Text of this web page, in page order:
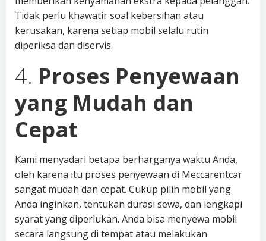
Tidak perlu khawatir soal kebersihan atau
kerusakan, karena setiap mobil selalu rutin
diperiksa dan diservis.
4. Proses Penyewaan
yang Mudah dan
Cepat
Kami menyadari betapa berharganya waktu Anda,
oleh karena itu proses penyewaan di Meccarentcar
sangat mudah dan cepat. Cukup pilih mobil yang
Anda inginkan, tentukan durasi sewa, dan lengkapi
syarat yang diperlukan. Anda bisa menyewa mobil
secara langsung di tempat atau melakukan